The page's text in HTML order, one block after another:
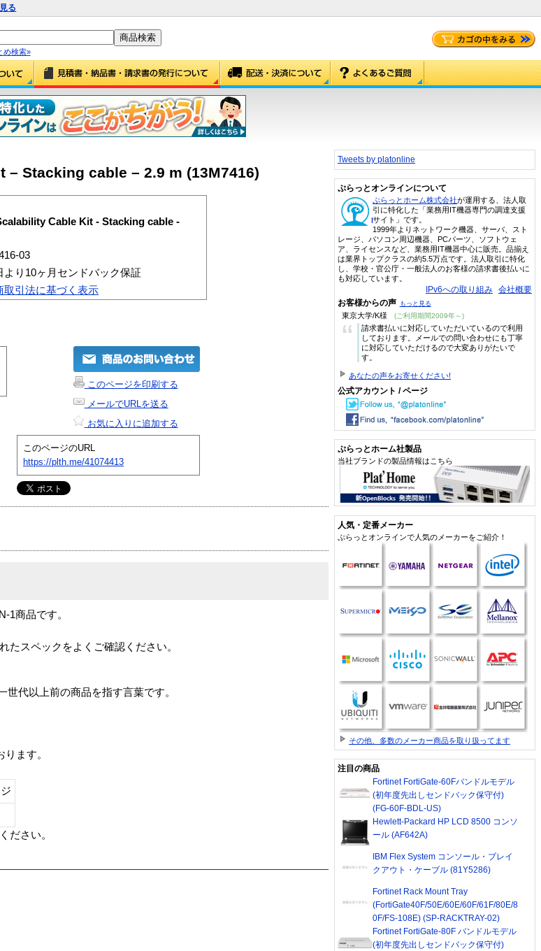
る
め検索»
Stacking cable – 2.9 m (13M7416)
Cable Kit - Stacking cable -
03
より10ヶ月センドバック保証
取引法に基づく表示
このページを印刷する
メールでURLを送る
お気に入りに追加する
このページのURL
https://plth.me/41074413
1商品です。
たスペックをよくご確認ください。
代以上前の商品を指す言葉です。
ます。
ださい。
Tweets by platonline
ぷらっとオンラインについて
ぷらっとホーム株式会社が運用する、法人取
引に特化した「業務用IT機器専門の調達支援
サイト」です。
1999年よりネットワーク機器、サーバ、スト
レージ、パソコン周辺機器、PCパーツ、ソフトウェ
ア、ライセンスなど、業務用IT機器中心に販売。品揃え
は業界トップクラスの約5.5万点です。法人取引に特化
し、学校・官公庁・一般法人のお客様の請求書後払いに
も対応しています。
IPv6への取り組み 会社概要
お客様からの声 もっと見る
東京大学/K様 (ご利用期間2009年～)
“
請求書払いに対応していただいているので利用
しております。メールでの問い合わせにも丁寧
に対応していただけるので大変ありがたいで
す。
あなたの声をお寄せください!
公式アカウント / ページ
ぷらっとホーム社製品
当社ブランドの製品情報はこちら
人気・定番メーカー
ぷらっとオンラインで人気のメーカーをご紹介！
その他、多数のメーカー商品を取り扱ってます
注目の商品
Fortinet FortiGate-60Fバンドルモデル
(初年度先出しセンドバック保守付)
(FG-60F-BDL-US)
Hewlett-Packard HP LCD 8500 コンソ
ール (AF642A)
IBM Flex System コンソール・ブレイ
クアウト・ケーブル (81Y5286)
Fortinet Rack Mount Tray
(FortiGate40F/50E/60E/60F/61F/80E/8
0F/FS-108E) (SP-RACKTRAY-02)
Fortinet FortiGate-80F バンドルモデル
(初年度先出しセンドバック保守付)